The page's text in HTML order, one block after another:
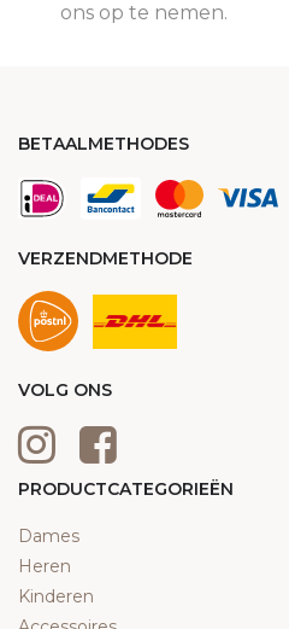
ons op te nemen.
BETAALMETHODES
VERZENDMETHODE
VOLG ONS
PRODUCTCATEGORIEËN
Dames
Heren
Kinderen